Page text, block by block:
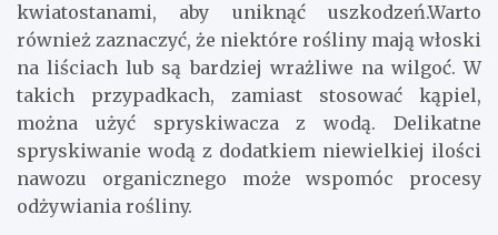
kwiatostanami, aby uniknąć uszkodzeń.Warto
również zaznaczyć, że niektóre rośliny mają włoski
na liściach lub są bardziej wrażliwe na wilgoć. W
takich przypadkach, zamiast stosować kąpiel,
można użyć spryskiwacza z wodą. Delikatne
spryskiwanie wodą z dodatkiem niewielkiej ilości
nawozu organicznego może wspomóc procesy
odżywiania rośliny.